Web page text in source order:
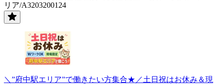
リア/A3203200124
＼”府中駅エリア”で働きたい方集合★／土日祝はお休み＆現